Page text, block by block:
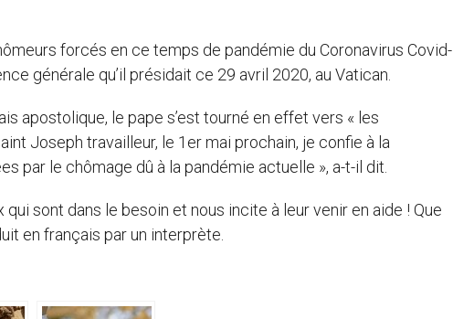
forcés en ce temps de pandémie du Coronavirus Covid-
générale qu’il présidait ce 29 avril 2020, au Vatican.
apostolique, le pape s’est tourné en effet vers « les
Joseph travailleur, le 1er mai prochain, je confie à la
par le chômage dû à la pandémie actuelle », a-t-il dit.
sont dans le besoin et nous incite à leur venir en aide ! Que
en français par un interprète.